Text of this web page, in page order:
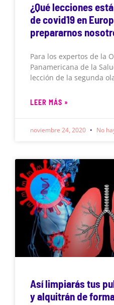
¿Qué lecciones
de covid19 en
prepararnos
Para los expertos de la
Panamericana de la
lección de la segunda
LEER MÁS »
noviembre 24, 2020 No
Así limpiarás tus
y alquitrán de